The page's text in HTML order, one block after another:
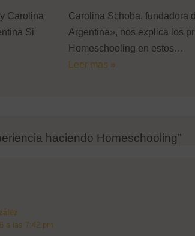
Carolina
Si
Carolina Schoba, fundadora
Argentina», nos explica los
Homeschooling en estos…
Leer mas »
haciendo Homeschooling”
a las 7:42 pm